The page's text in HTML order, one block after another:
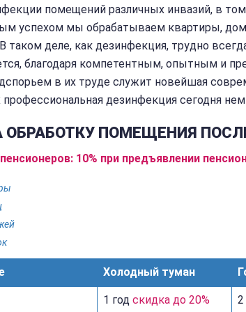
помещений различных инвазий, в
успехом мы обрабатываем квартиры,
таком деле, как дезинфекция, трудно
благодаря компетентным, опытным и
в их труде служит новейшая
дезинфекция сегодня
ОБРАБОТКУ ПОМЕЩЕНИЯ
10% при предъявлении
Холодный туман
1 год скидка до 20% 2